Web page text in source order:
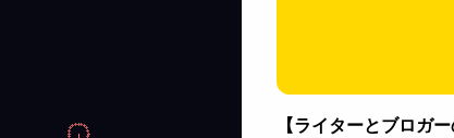
【ライターとブロガ